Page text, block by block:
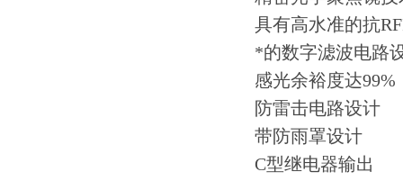
具有高水准的抗
*的数字滤波电路
感光余裕度达99%
防雷击电路设计
带防雨罩设计
C型继电器输出